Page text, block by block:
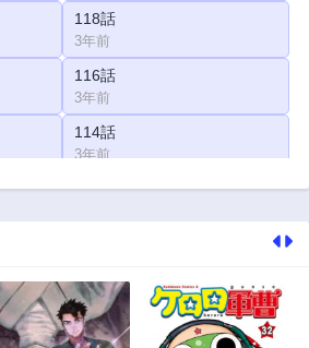
118話
3年前
116話
3年前
114話
3年前
112話
108話
3年前